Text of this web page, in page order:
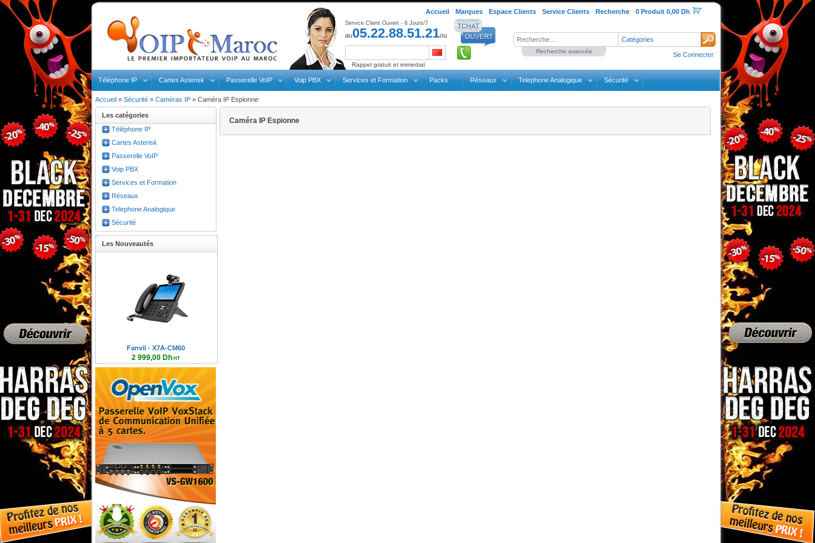
Accueil Marques Espace Clients Service Clients Recherche 0 Produit 0,00 Dh
Catégories
Recherche avancée
Service Client Ouvert - 6 Jours/7
au05.22.88.51.21ou
Rappel gratuit et immediat
Se Connecter
Téléphone IP Cartes Asterisk Passerelle VoIP Voip PBX Services et Formation Packs Réseaux Telephone Analogique Sécurité
Accueil» Sécurité» Caméras IP» Caméra IP Espionne
Les catégories
Téléphone IP
Cartes Asterisk
Passerelle VoIP
Voip PBX
Services et Formation
Réseaux
Telephone Analogique
Sécurité
Les Nouveautés
Fanvil - X7A-CM60
2 999,00 DhHT
3 598,80 Dh TTC
Caméra IP Espionne